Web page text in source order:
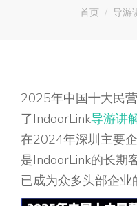
您在这里
首页 导游
2025年中国十大民
了IndoorLink导游讲
在2024年深圳主要
是IndoorLink的长期
已成为众多头部企业